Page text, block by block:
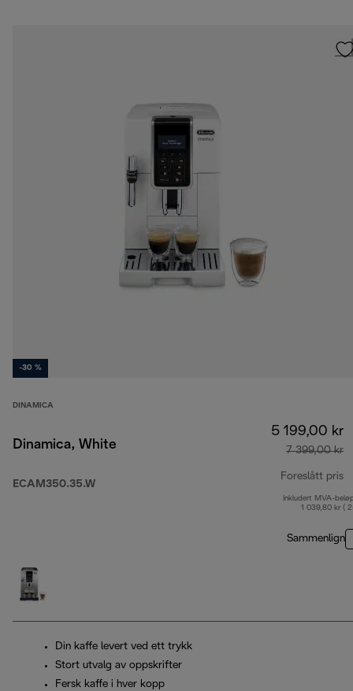
-30 %
DINAMICA
Dinamica, White
ECAM350.35.W
5 199,00 kr
7 399,00 kr
Foreslått pris
Inkludert MVA-
1 039,80 kr (
Sammenlign
Din kaffe levert ved ett trykk
Stort utvalg av oppskrifter
Fersk kaffe i hver kopp